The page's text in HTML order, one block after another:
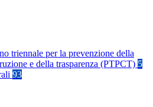
triennale per la prevenzione della
e della trasparenza (PTPCT) 5
93